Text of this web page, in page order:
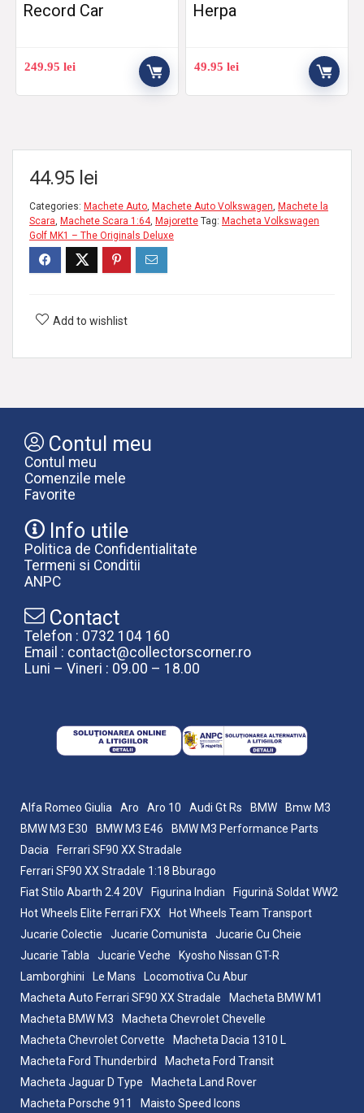
Record Car
249.95lei
Herpa
49.95lei
44.95 lei
Categories: Machete Auto, Machete Auto Volkswagen, Machete la
Scara, Machete Scara 1:64, Majorette Tag: Macheta Volkswagen
Golf MK1 – The Originals Deluxe
Add to wishlist
Contul meu
Contul meu
Comenzile mele
Favorite
Info utile
Politica de Confidentialitate
Termeni si Conditii
ANPC
Contact
Telefon : 0732 104 160
Email : contact@collectorscorner.ro
Luni – Vineri : 09.00 – 18.00
Alfa Romeo Giulia Aro Aro 10 Audi Gt Rs BMW
Bmw M3
BMW M3 E30
BMW M3 E46
BMW M3 Performance Parts
Dacia
Ferrari SF90 XX Stradale
Ferrari SF90 XX Stradale 1:18 Bburago
Fiat Stilo Abarth 2.4 20V
Figurina Indian
Figurină Soldat WW2
Hot Wheels Elite Ferrari FXX
Hot Wheels Team Transport
Jucarie Colectie
Jucarie Comunista
Jucarie Cu Cheie
Jucarie Tabla
Jucarie Veche
Kyosho Nissan GT-R
Lamborghini
Le Mans
Locomotiva Cu Abur
Macheta Auto Ferrari SF90 XX Stradale
Macheta BMW M1
Macheta BMW M3
Macheta Chevrolet Chevelle
Macheta Chevrolet Corvette
Macheta Dacia 1310 L
Macheta Ford Thunderbird
Macheta Ford Transit
Macheta Jaguar D Type
Macheta Land Rover
Macheta Porsche 911
Maisto Speed Icons